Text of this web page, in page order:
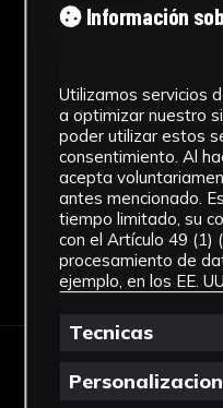
8 x
Información
Utilizamos servicios
a optimizar nuestro
poder utilizar estos
consentimiento. Al
acepta
antes mencionado.
tiempo limitado, su
con el Artículo 49 (1)
procesamiento de
ejemplo, en los EE. UU.
Tecnicas
Personalizacion